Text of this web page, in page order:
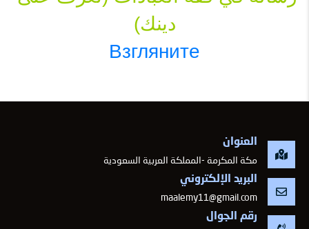
دينك)
Взгляните
العنوان
مكة المكرمة -المملكة العربية السعودية
البريد الإلكتروني
maalemy11@gmail.com
رقم الجوال